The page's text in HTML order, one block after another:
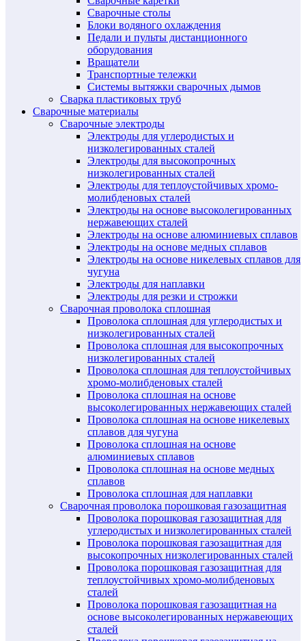
Сварочные столы
Блоки водяного охлаждения
Педали и пульты дистанционного
оборудования
Вращатели
Транспортные тележки
Системы вытяжки сварочных дымов
Сварка пластиковых труб
Сварочные материалы
Сварочные электроды
Электроды для углеродистых и
низколегированных сталей
Электроды для высокопрочных
низколегированных сталей
Электроды для теплоустойчивых хромо-
молибденовых сталей
Электроды на основе высоколегированных
нержавеющих сталей
Электроды на основе алюминиевых сплавов
Электроды на основе медных сплавов
Электроды на основе никелевых сплавов для
чугуна
Электроды для наплавки
Электроды для резки и строжки
Сварочная проволока сплошная
Проволока сплошная для углеродистых и
низколегированных сталей
Проволока сплошная для высокопрочных
низколегированных сталей
Проволока сплошная для теплоустойчивых
хромо-молибденовых сталей
Проволока сплошная на основе
высоколегированных нержавеющих сталей
Проволока сплошная на основе никелевых
сплавов для чугуна
Проволока сплошная на основе
алюминиевых сплавов
Проволока сплошная на основе медных
сплавов
Проволока сплошная для наплавки
Сварочная проволока порошковая газозащитная
Проволока порошковая газозащитная для
углеродистых и низколегированных сталей
Проволока порошковая газозащитная для
высокопрочных низколегированных сталей
Проволока порошковая газозащитная для
теплоустойчивых хромо-молибденовых
сталей
Проволока порошковая газозащитная на
основе высоколегированных нержавеющих
сталей